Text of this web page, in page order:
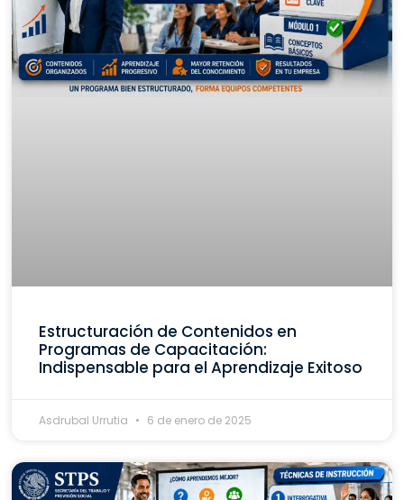
Estructuración de Contenidos en
Programas de Capacitación:
Indispensable para el Aprendizaje Exitoso
Asdrubal Urrutia 6 de enero de 2025